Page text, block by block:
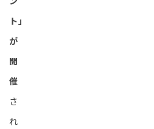
ト」
が
開
催
さ
れ